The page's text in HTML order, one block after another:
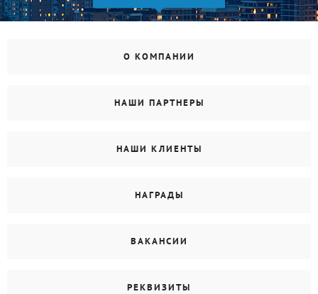
О КОМПАНИИ
НАШИ ПАРТНЕРЫ
НАШИ КЛИЕНТЫ
НАГРАДЫ
ВАКАНСИИ
РЕКВИЗИТЫ